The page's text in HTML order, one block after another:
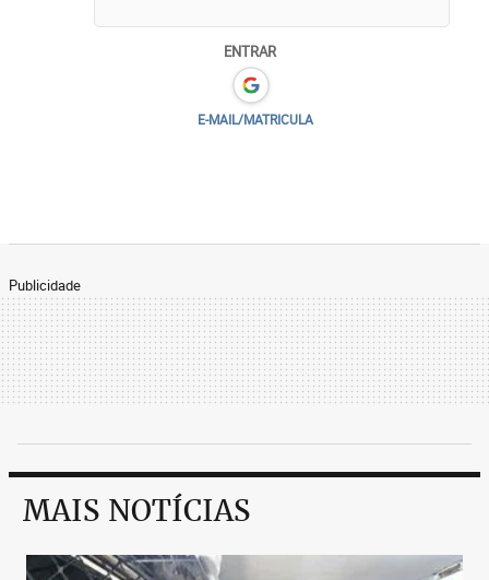
ENTRAR
E-MAIL/MATRICULA
Publicidade
MAIS NOTÍCIAS